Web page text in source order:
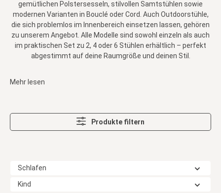
gemütlichen Polstersesseln, stilvollen Samtstühlen sowie
modernen Varianten in Bouclé oder Cord. Auch Outdoorstühle,
die sich problemlos im Innenbereich einsetzen lassen, gehören
zu unserem Angebot. Alle Modelle sind sowohl einzeln als auch
im praktischen Set zu 2, 4 oder 6 Stühlen erhältlich – perfekt
abgestimmt auf deine Raumgröße und deinen Stil.
Mehr lesen
Produkte filtern
Schlafen
Kind